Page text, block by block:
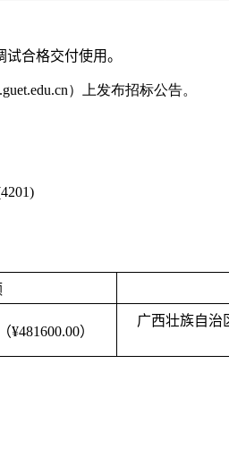
试合格交付使用。
）上发布招标公告。
4201)
¥481600.00）
广西壮族自治